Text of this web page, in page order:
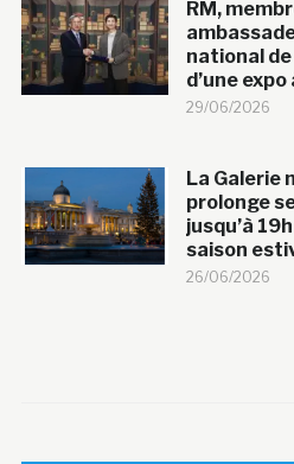
RM,
national
d’une
29/06/2026
La Galerie
prolonge
jusqu’à
saison
26/06/2026